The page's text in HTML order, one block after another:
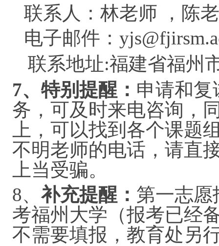
联系人：林老师 ，陈
电子邮件：
联系地址:福建省福州
7、特别提醒： 申请和
务，可及时来电咨询，
上，可以找到各个课题
不明老师的电话，请直
上当受骗。
8、补充提醒： 第一志愿
考福州大学（报考已经
不需要填报，教育处另